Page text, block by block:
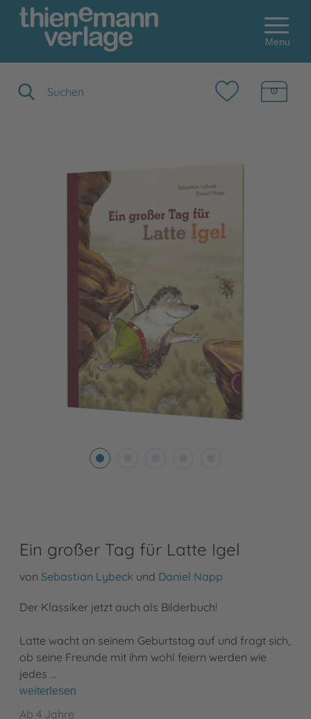
Menu
Ein großer Tag für Latte Igel
von Sebastian Lybeck und Daniel Napp
Der Klassiker jetzt auch als Bilderbuch!
Latte wacht an seinem Geburtstag auf und fragt sich,
ob seine Freunde mit ihm wohl feiern werden wie
jedes …
weiterlesen
Ab 4 Jahre